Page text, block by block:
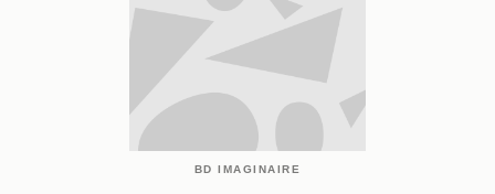
BD IMAGINAIRE